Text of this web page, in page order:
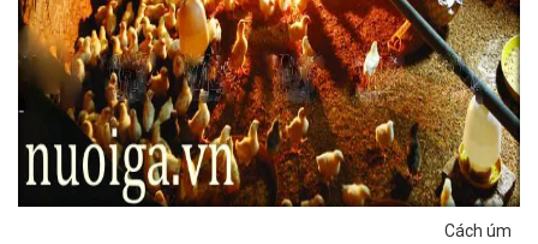
Cách úm